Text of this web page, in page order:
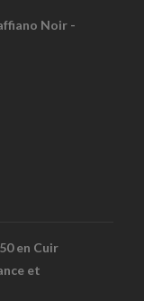
Noir -
en Cuir
et